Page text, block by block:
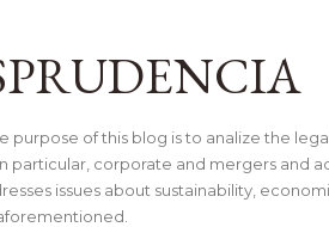
purpose of this blog is to analize the
particular, corporate and mergers and
issues about sustainability,